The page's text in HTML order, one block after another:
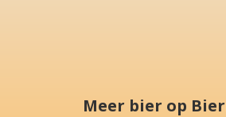
Meer bier op